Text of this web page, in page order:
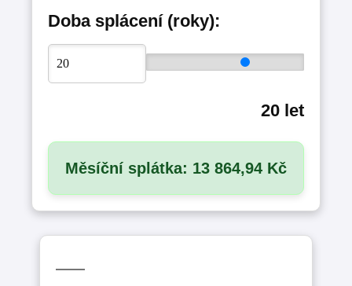
Doba splácení (roky):
20 let
Měsíční splátka: 13 864,94 Kč